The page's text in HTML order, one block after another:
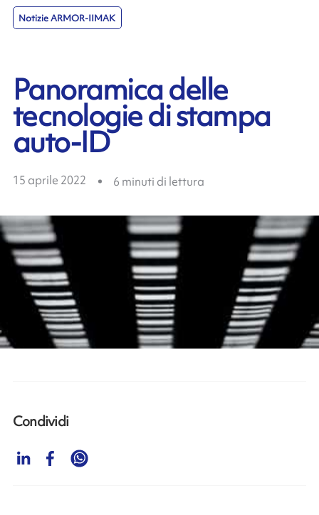
Notizie ARMOR-IIMAK
Panoramica delle
tecnologie di stampa
auto-ID
15 aprile 2022 6 minuti di lettura
Condividi